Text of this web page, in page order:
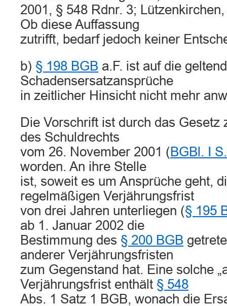
2001, § 548 Rdnr. 3;
Ob diese Auffassung
zutrifft, bedarf jedoch keiner
b) § 198 BGB a.F. ist auf die
Schadensersatzansprüche
in zeitlicher Hinsicht nicht mehr
Die Vorschrift ist durch das Gesetz
des Schuldrechts
vom 26. November 2001 (BGBl. I
worden. An ihre Stelle
ist, soweit es um Ansprüche geht,
regelmäßigen Verjährungsfrist
von drei Jahren unterliegen (§ 195
ab 1. Januar 2002 die
Bestimmung des § 200 BGB
anderer Verjährungsfristen
zum Gegenstand hat. Eine solche
Verjährungsfrist enthält § 548
Abs. 1 Satz 1 BGB, wonach die